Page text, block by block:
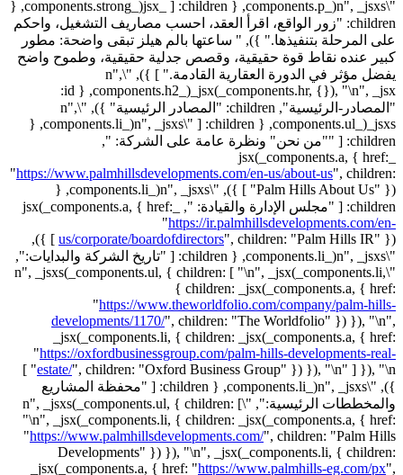
"\n", _jsxs(_components.p, { children: [ _jsx(_components.strong, {
children: "زور الواقع، اقرأ العقد، احسب مصاريف التشغيل، واحكم
على المرحلة بتنفيذها." }), " ساعتها بالم هيلز تبقى واضحة: مطور
كبير عنده نقاط قوة حقيقية، وقصص جدلية حقيقية، وطموح واضح
يفضل مؤثر في الدورة العقارية القادمة." ] }), "\n",
_jsx(_components.hr, {}), "\n", _jsx(_components.h2, { id:
"المصادر-الرئيسية", children: "المصادر الرئيسية" }), "\n",
_jsxs(_components.ul, { children: [ "\n", _jsxs(_components.li, {
children: [ ""من نحن" ونظرة عامة على الشركة: ",
_jsx(_components.a, { href:
"https://www.palmhillsdevelopments.com/en-us/about-us", children:
"Palm Hills About Us" }) ] }), "\n", _jsxs(_components.li, {
children: [ "مجلس الإدارة والقيادة: ", _jsx(_components.a, { href:
"https://ir.palmhillsdevelopments.com/en-
us/corporate/boardofdirectors",
children: "Palm Hills IR" }) ] }),
"\n", _jsxs(_components.li, { children: [ "تاريخ الشركة والبدايات:",
"\n", _jsxs(_components.ul, { children: [ "\n", _jsx(_components.li,
{ children: _jsx(_components.a, { href:
"https://www.theworldfolio.com/company/palm-hills-
developments/1170/", children: "The Worldfolio" }) }), "\n",
_jsx(_components.li, { children: _jsx(_components.a, { href:
"https://oxfordbusinessgroup.com/palm-hills-developments-real-
estate/",
children: "Oxford Business Group" }) }), "\n" ] }), "\n" ]
}), "\n", _jsxs(_components.li, { children: [ "محفظة المشاريع
والمخططات الرئيسية:", "\n", _jsxs(_components.ul, { children: [
"\n", _jsx(_components.li, { children: _jsx(_components.a, { href:
"https://www.palmhillsdevelopments.com/", children: "Palm Hills
Developments" }) }), "\n", _jsx(_components.li, { children:
_jsx(_components.a, { href: "https://www.palmhills-eg.com/px",